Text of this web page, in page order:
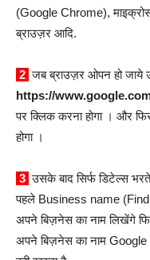
(Google Chrome),
ब्राउज़र आदि.
2 जब ब्राउज़र ओपन हो जाये
https://
पर क्लिक करना होगा । और
होगा ।
3 उसके बाद सिर्फ डिटेल्स
पहले Business name
अपने बिज़नेस का नाम लिखेंगे
अपने बिज़नेस का नाम